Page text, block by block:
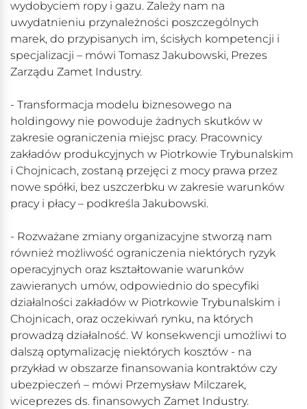
wydobyciem ropy i gazu. Zależy nam na
uwydatnieniu przynależności poszczególnych
marek, do przypisanych im, ścisłych kompetencji i
specjalizacji – mówi Tomasz Jakubowski, Prezes
Zarządu Zamet Industry.
- Transformacja modelu biznesowego na
holdingowy nie powoduje żadnych skutków w
zakresie ograniczenia miejsc pracy. Pracownicy
zakładów produkcyjnych w Piotrkowie Trybunalskim
i Chojnicach, zostaną przejęci z mocy prawa przez
nowe spółki, bez uszczerbku w zakresie warunków
pracy i płacy – podkreśla Jakubowski.
- Rozważane zmiany organizacyjne stworzą nam
również możliwość ograniczenia niektórych ryzyk
operacyjnych oraz kształtowanie warunków
zawieranych umów, odpowiednio do specyfiki
działalności zakładów w Piotrkowie Trybunalskim i
Chojnicach, oraz oczekiwań rynku, na których
prowadzą działalność. W konsekwencji umożliwi to
dalszą optymalizację niektórych kosztów - na
przykład w obszarze finansowania kontraktów czy
ubezpieczeń – mówi Przemysław Milczarek,
wiceprezes ds. finansowych Zamet Industry.